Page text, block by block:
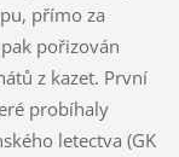
přímo za
pořizován
z kazet. První
probíhaly
letectva (GK